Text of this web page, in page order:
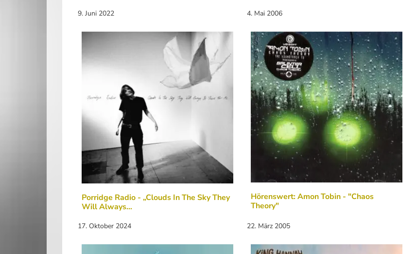
9. Juni 2022 4. Mai 2006
Porridge Radio - „Clouds In The Sky They
Will Always…
17. Oktober 2024
Hörenswert: Amon Tobin - "Chaos
Theory"
22. März 2005